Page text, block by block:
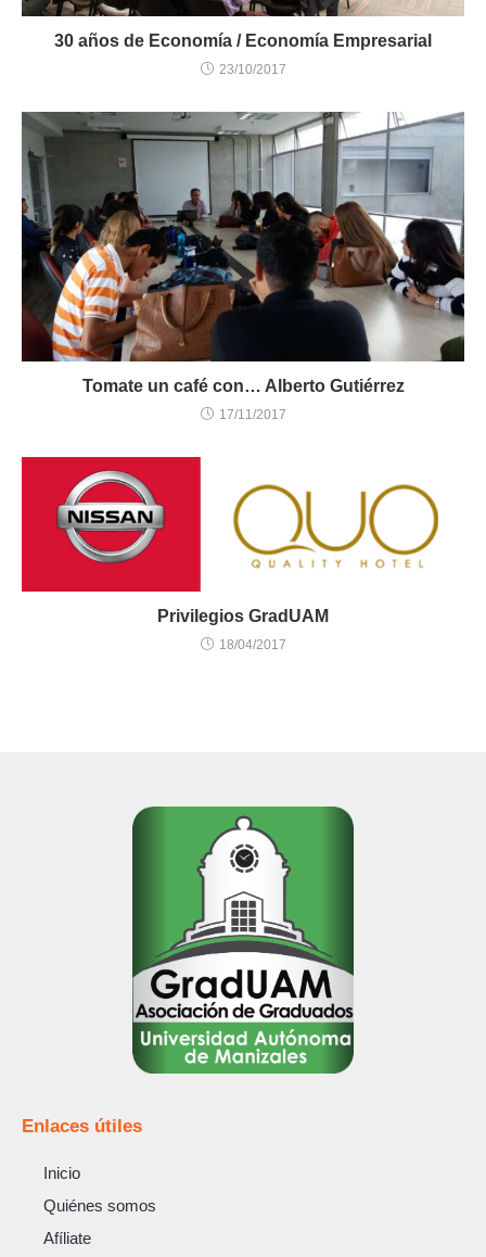
30 años de Economía / Economía Empresarial
23/10/2017
Tomate un café con… Alberto Gutiérrez
17/11/2017
Privilegios GradUAM
18/04/2017
Enlaces útiles
Inicio
Quiénes somos
Afíliate